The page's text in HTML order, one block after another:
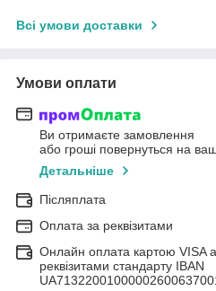
Всі умови доставки
Умови оплати
Ви отримаєте замовлення
або гроші повернуться на
Детальніше
Післяплата
Оплата за реквізитами
Онлайн оплата картою VISA
реквізитами стандарту IBAN